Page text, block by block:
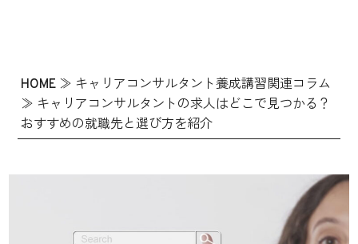
HOME ≫ キャリアコンサルタント養成講習関連コラム
≫ キャリアコンサルタントの求人はどこで見つかる？
おすすめの就職先と選び方を紹介